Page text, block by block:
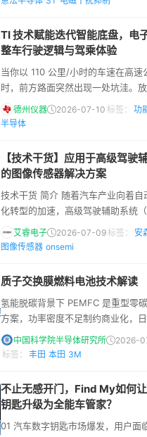
关键。车载功率电子系统要求元器
高能效和保护功能，还必须拥有优异
干扰性能，能够在电磁干扰环境中正
行。在设计中需注意控制传导发射
TI 技术赋能迭代智能底盘，电
整车行驶逻辑与驾乘体验
当你以 110 公里/小时的车速在高速
时，前方路面突然出现一处坑洼。
整车会随之颠簸，车内乘员体感明显
智能底盘的车辆可提前识别路面障
干扰驾乘人员。 这套连贯流畅的动
智能底盘实现，整车架构以传感器、
电子执行器取代沿用百年的传统机
而实现对车辆的精准控制。 何为智
德州仪器 2026-07-10 标签： 功
半导体
【技术干货】应用于高级驾驶
的图像传感器解决方案
技术干货 简介 随着汽车产业向着自
化转型的加速，高级驾驶辅助系统（
已成为实现道路交通“零事故”愿景的
柱。从自动制动系统（AEB）到车
达与激光雷达（LiDAR）等多传感器
中，摄像头因其具备丰富的纹理与
取能力，始终扮演着无可替代的“视
色。本文将探讨支持先进的
艾睿电子 2026-07-09标签：
安
图像传感器 onsemi
质子交换膜燃料电池技术解读
氢能脱碳背景下 PEMFC 是重型零
方案，功率密度不足制约商业化，
2040 年冲击 9kW/L。文章从微观
料、中观双极板结构、宏观一体化
趋势下，氢能凭借长时储能、使用
性，成为替代化石能源的核心方案之
交换膜燃料电池（PEMFC）可直接
中国科学院半导体研究所
2026-
标签：
丰田 本田 3M
不止无感开门，Find My如何
钥匙升级为全能车管家？
01 汽车数字钥匙市场爆发，用户面